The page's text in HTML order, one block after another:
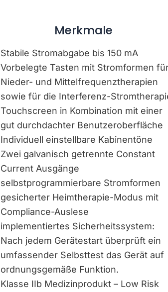
Merkmale
Stabile Stromabgabe bis 150 mA
Vorbelegte Tasten mit Stromformen
Nieder- und Mittelfrequenztherapien
sowie für die Interferenz-
Touchscreen in Kombination mit einer
gut durchdachter Benutzeroberfläche
Individuell einstellbare Kabinentöne
Zwei galvanisch getrennte Constant
Current Ausgänge
selbstprogrammierbare Stromformen
gesicherter Heimtherapie-Modus mit
Compliance-Auslese
implementiertes Sicherheitssystem:
Nach jedem Gerätestart überprüft ein
umfassender Selbsttest das Gerät auf
ordnungsgemäße Funktion.
Klasse IIb Medizinprodukt – Low Risk